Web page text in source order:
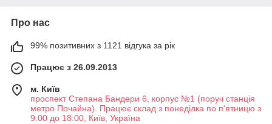
Про нас
99% позитивних з 1121 відгука за рік
Працює з 26.09.2013
м. Київ
проспект Степана Бандери 6, корпус №1 (поруч станція
метро Почайна). Працює склад з понеділка по п'ятницю з
9:00 до 18:00, Київ, Україна